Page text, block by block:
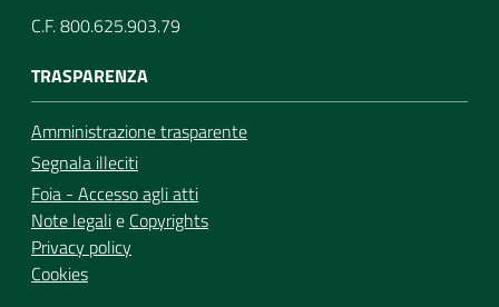
C.F. 800.625.903.79
TRASPARENZA
Amministrazione trasparente
Segnala illeciti
Foia - Accesso agli atti
Note legalie Copyrights
Privacy policy
Cookies